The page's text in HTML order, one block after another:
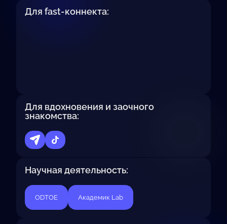
Для fast-коннекта:
Для вдохновения и заочного
знакомства:
Научная деятельность:
ODTOE Академик Lab